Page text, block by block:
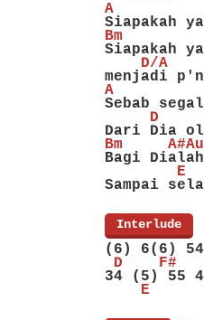
A
Siapakah
Bm
Siapakah
D/A
menjadi
A
Sebab
D
Dari Dia
Bm
Bagi
E
Sampai
Interlude
(6) 6(6)
D    F#
34 (5) 55
E